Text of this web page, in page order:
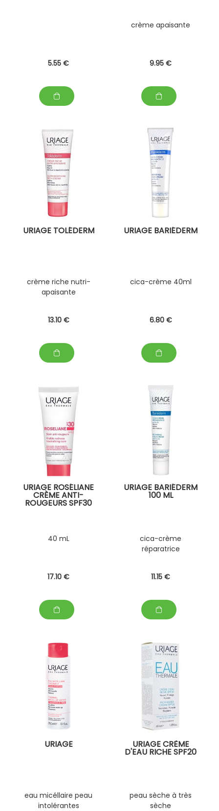
5.55 €
crème apaisante
9.95 €
URIAGE TOLÉDERM
crème riche nutri-
apaisante
13.10 €
URIAGE BARIÉDERM
cica-crème 40ml
6.80 €
URIAGE ROSÉLIANE
CRÈME ANTI-
ROUGEURS SPF30
40 mL
17.10 €
URIAGE BARIÉDERM
100 ML
cica-crème
réparatrice
11.15 €
URIAGE
eau micéllaire peau
intolérantes
URIAGE CRÈME
D'EAU RICHE SPF20
peau sèche à très
sèche